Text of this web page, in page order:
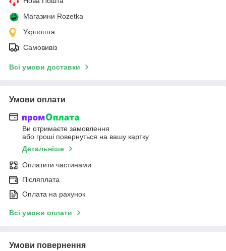
Магазини Rozetka
Укрпошта
Самовивіз
Всі умови доставки
Умови оплати
Ви отримаєте замовлення
або гроші повернуться на вашу картку
Детальніше
Оплатити частинами
Післяплата
Оплата на рахунок
Всі умови оплати
Умови повернення